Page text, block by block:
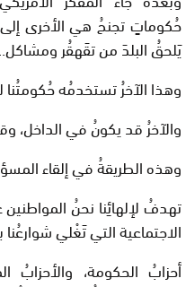
حُكوماتٍ تجنحُ هي الأخرى إلى
يَلحقُ البلدَ من تقَهقُر ومشاكل..
وهذا الآخرُ تستخدمُه حُكومتُنا
والآخرُ قد يكونُ في الداخل،
وهذه الطريقةُ في إلقاء
تهدفُ لإلهائِنا نحنُ
الاجتماعية التي تَغْلي شوارعُنا
أحزابُ الحكومة،